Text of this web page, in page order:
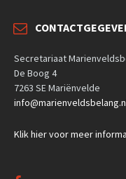
Secretariaat
De Boog 4
7263 SE Mariënvelde
Klik hier voor meer